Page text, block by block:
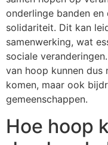
onderlinge banden
solidariteit. Dit kan
samenwerking, wat
sociale
van hoop kunnen dus
komen, maar ook
gemeenschappen.
Hoe hoop